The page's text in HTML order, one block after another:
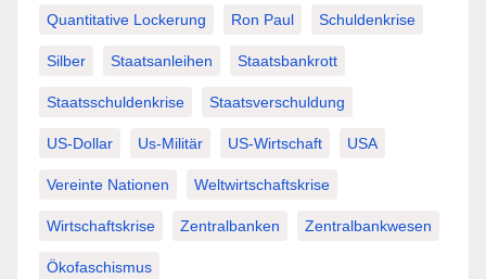
Quantitative Lockerung Ron Paul Schuldenkrise
Silber Staatsanleihen Staatsbankrott
Staatsschuldenkrise Staatsverschuldung
US-Dollar Us-Militär US-Wirtschaft USA
Vereinte Nationen Weltwirtschaftskrise
Wirtschaftskrise Zentralbanken Zentralbankwesen
Ökofaschismus